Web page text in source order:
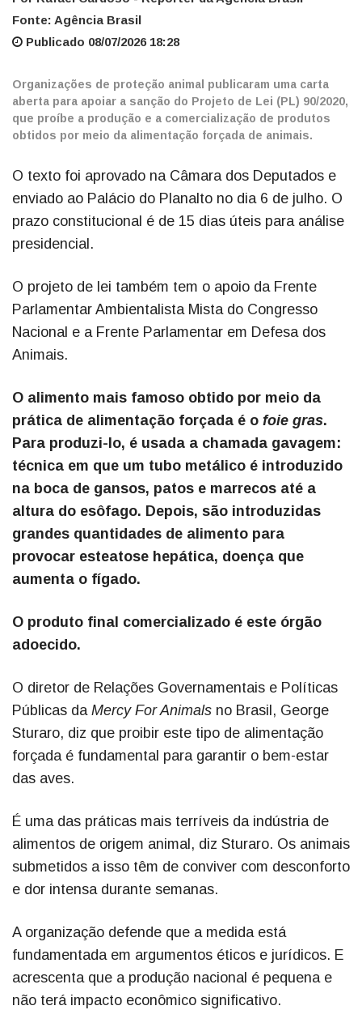
Fonte: Agência Brasil
Publicado 08/07/2026 18:28
Organizações de proteção animal publicaram uma carta
aberta para apoiar a sanção do Projeto de Lei (PL) 90/2020,
que proíbe a produção e a comercialização de produtos
obtidos por meio da alimentação forçada de animais.
O texto foi aprovado na Câmara dos Deputados e
enviado ao Palácio do Planalto no dia 6 de julho. O
prazo constitucional é de 15 dias úteis para análise
presidencial.
O projeto de lei também tem o apoio da Frente
Parlamentar Ambientalista Mista do Congresso
Nacional e a Frente Parlamentar em Defesa dos
Animais.
O alimento mais famoso obtido por meio da
prática de alimentação forçada é o foie gras.
Para produzi-lo, é usada a chamada gavagem:
técnica em que um tubo metálico é introduzido
na boca de gansos, patos e marrecos até a
altura do esôfago. Depois, são introduzidas
grandes quantidades de alimento para
provocar esteatose hepática, doença que
aumenta o fígado.
O produto final comercializado é este órgão
adoecido.
O diretor de Relações Governamentais e Políticas
Públicas da Mercy For Animals no Brasil, George
Sturaro, diz que proibir este tipo de alimentação
forçada é fundamental para garantir o bem-estar
das aves.
É uma das práticas mais terríveis da indústria de
alimentos de origem animal, diz Sturaro. Os animais
submetidos a isso têm de conviver com desconforto
e dor intensa durante semanas.
A organização defende que a medida está
fundamentada em argumentos éticos e jurídicos. E
acrescenta que a produção nacional é pequena e
não terá impacto econômico significativo.